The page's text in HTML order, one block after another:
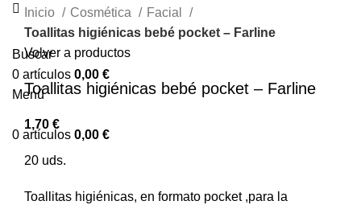
Buscar
0 artículos 0,00 €
Menú
0 artículos 0,00 €
Inicio
Cosmética
Facial
Toallitas higiénicas bebé pocket – Farline
Volver a productos
Toallitas higiénicas bebé pocket – Farline
1,70 €
20 uds.
Toallitas higiénicas, en formato pocket ,para la